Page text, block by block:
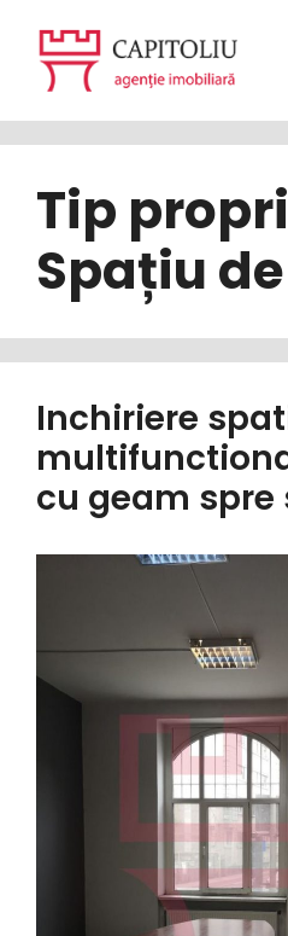
conținut
Tip
Spațiu
Inchiriere
cu geam spre